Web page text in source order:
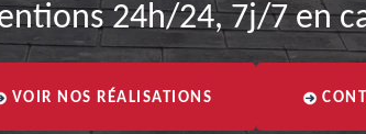
24h/24, 7j/7 en
VOIR NOS RÉALISATIONS